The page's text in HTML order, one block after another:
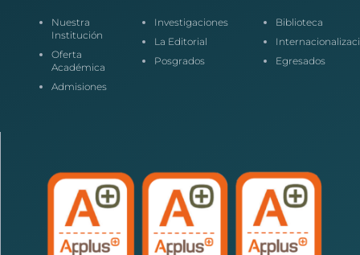
Nuestra
Institución
Oferta
Académica
Admisiones
Investigaciones
La Editorial
Posgrados
Biblioteca
Egresados